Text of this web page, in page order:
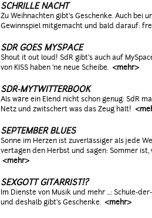
SCHRILLE NACHT
Zu Weihnachten gibt's Geschenke. Auch bei
Gewinnspiel mitgemacht und bald darauf:
SDR GOES MYSPACE
Shout it out loud! SdR gibt's auch auf
von KISS haben 'ne neue Scheibe. <mehr>
SDR-MYTWITTERBOOK
Als wäre ein Elend nicht schon genug: SdR
Netz und zwitschert was das Zeug hält!
SEPTEMBER BLUES
Sonne im Herzen ist zuverlässiger als jede
vertagen den Herbst und sagen: Sommer ist,
<mehr>
SEXGOTT GITARRIST!?
Im Dienste von Musik und mehr ...: Schule-
und deshalb gibt’s Geschenke. <mehr>